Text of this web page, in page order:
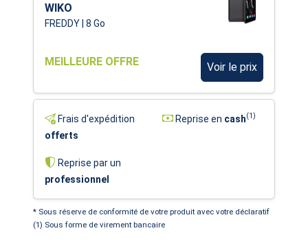
WIKO
FREDDY | 8 Go
MEILLEURE OFFRE Voir le prix
Frais d'expédition
offerts
Reprise en cash(1)
Reprise par un
professionnel
* Sous réserve de conformité de votre produit avec votre déclaratif
(1) Sous forme de virement bancaire